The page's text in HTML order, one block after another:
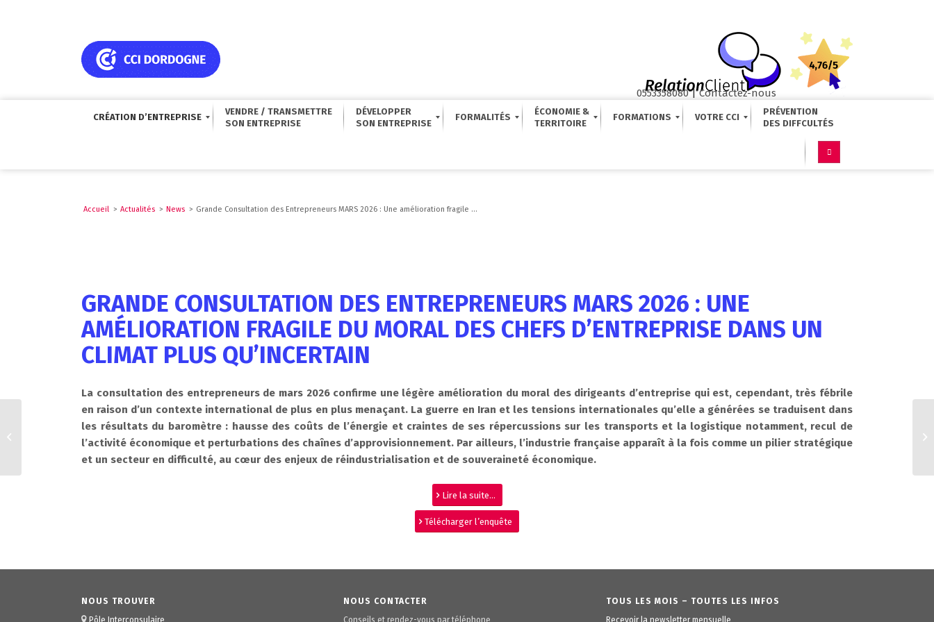
0553358080|Contactez-nous
CRÉATION D’ENTREPRISE
VENDRE / TRANSMETTRE
DÉVELOPPER
FORMALITÉS
ÉCONOMIE &
FORMATIONS VOTRE CCI
PRÉVENTION
Accueil > Actualités > News > Grande Consultation des Entrepreneurs MARS 2026 : Une amélioration fragile ...
GRANDE CONSULTATION DES ENTREPRENEURS MARS 2026 : UNE
AMÉLIORATION FRAGILE DU MORAL DES CHEFS D’ENTREPRISE DANS UN
CLIMAT PLUS QU’INCERTAIN
La consultation des entrepreneurs de mars 2026 confirme une légère amélioration du moral des dirigeants d’entreprise qui est, cependant, très fébrile
en raison d’un contexte international de plus en plus menaçant. La guerre en Iran et les tensions internationales qu’elle a générées se traduisent dans
les résultats du baromètre : hausse des coûts de l’énergie et craintes de ses répercussions sur les transports et la logistique notamment, recul de
l’activité économique et perturbations des chaînes d’approvisionnement. Par ailleurs, l’industrie française apparaît à la fois comme un pilier stratégique
et un secteur en difficulté, au cœur des enjeux de réindustrialisation et de souveraineté économique.
Lire la suite...
Télécharger l’enquête
NOUS TROUVER
NOUS CONTACTER
TOUS LES MOIS – TOUTES LES INFOS
Grande Consultation
des Entrepreneurs
FÉVRIER 2026 : Un
optimisme et une